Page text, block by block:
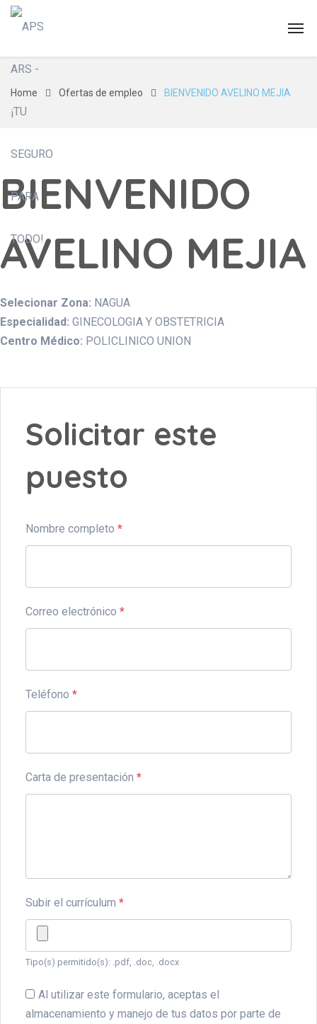
Home Ofertas de empleo BIENVENIDO AVELINO MEJIA
BIENVENIDO
AVELINO MEJIA
Selecionar Zona: NAGUA
Especialidad: GINECOLOGIA Y OBSTETRICIA
Centro Médico: POLICLINICO UNION
Solicitar este
puesto
Nombre completo *
Correo electrónico *
Teléfono *
Carta de presentación *
Subir el currículum *
Tipo(s) permitido(s): .pdf, .doc, .docx
Al utilizar este formulario, aceptas el
almacenamiento y manejo de tus datos por parte de